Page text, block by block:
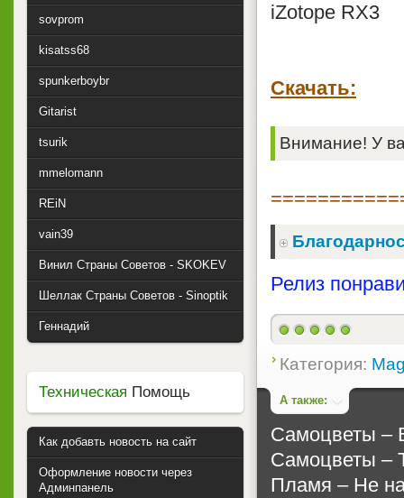
iZotope RX3
Скачать:
Внимание! У
Релиз
Категория:
А также:
Самоцветы ‎–
Самоцветы ‎–
Пламя ‎– Не
sovprom
kisatss68
spunkerboybr
Gitarist
tsurik
mmelomann
REiN
vain39
Винил Страны Советов - SKOKEV
Шеллак Страны Советов - Sinoptik
Геннадий
Техническая Помощь
Как добавть новость на сайт
Оформление новости через
Админпанель